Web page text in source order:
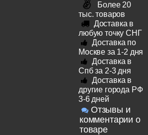
Более 20
тыс. товаров
Доставка в
любую точку СНГ
Доставка по
Москве за 1-2 дня
Доставка в
Спб за 2-3 дня
Доставка в
другие города РФ
3-6 дней
Отзывы и
комментарии о
товаре